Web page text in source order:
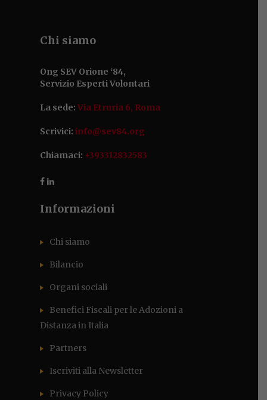
Chi siamo
Ong SEV Orione ‘84,
Servizio Esperti Volontari
La sede: Via Etruria 6, Roma
Scrivici: info@sev84.org
Chiamaci: +393312832583
Informazioni
Chi siamo
Bilancio
Organi sociali
Benefici Fiscali per le Adozioni a
Distanza in Italia
Partners
Iscriviti alla Newsletter
Privacy Policy